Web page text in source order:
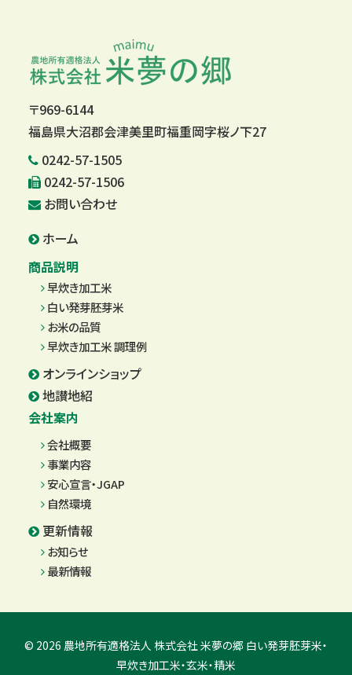
〒969-6144
福島県大沼郡会津美里町福重岡字桜ノ下27
0242-57-1505
0242-57-1506
お問い合わせ
ホーム
商品説明
早炊き加工米
白い発芽胚芽米
お米の品質
早炊き加工米 調理例
オンラインショップ
地讃地紹
会社案内
会社概要
事業内容
安心宣言・JGAP
自然環境
更新情報
お知らせ
最新情報
© 2026 農地所有適格法人 株式会社 米夢の郷 白い発芽胚芽米・
早炊き加工米・玄米・精米